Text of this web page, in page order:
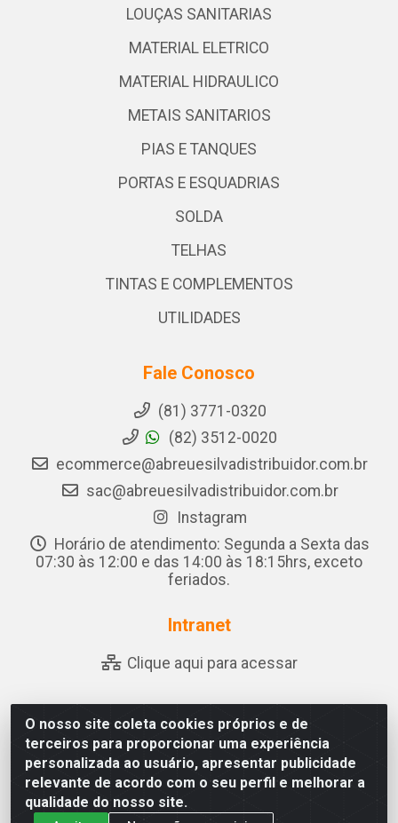
O nosso site coleta cookies próprios e de
terceiros para proporcionar uma experiência
personalizada ao usuário, apresentar publicidade
relevante de acordo com o seu perfil e melhorar a
qualidade do nosso site.
LOUÇAS SANITARIAS
MATERIAL ELETRICO
MATERIAL HIDRAULICO
METAIS SANITARIOS
PIAS E TANQUES
PORTAS E ESQUADRIAS
SOLDA
TELHAS
TINTAS E COMPLEMENTOS
UTILIDADES
Fale Conosco
(81) 3771-0320
(82) 3512-0020
ecommerce@abreuesilvadistribuidor.com.br
sac@abreuesilvadistribuidor.com.br
Instagram
Horário de atendimento: Segunda a Sexta das
07:30 às 12:00 e das 14:00 às 18:15hrs, exceto
feriados.
Intranet
Clique aqui para acessar
Abreu & Silva - Rua Padre Jose de Souza Leite, 265 -
Ariado, Olho D'Água das Flores/AL - CEP 57.442-000 -
CNPJ 04.790.656/0001-06